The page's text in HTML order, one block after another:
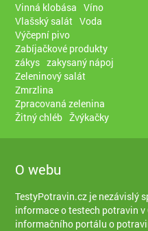
Vinná klobása Víno
Vlašský salát Voda
Výčepní pivo
Zabíjačkové produkty
zákys zakysaný nápoj
Zeleninový salát
Zmrzlina
Zpracovaná zelenina
Žitný chléb Žvýkačky
O webu
TestyPotravin.cz je nezávislý
informace o testech potravin v
informačního portálu o